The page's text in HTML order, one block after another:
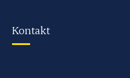
Kontakt